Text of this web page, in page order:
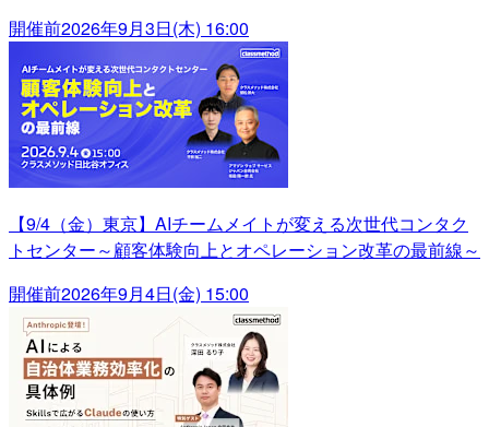
開催前2026年9月3日(木) 16:00
【9/4（金）東京】AIチームメイトが変える次世代コンタク
トセンター～顧客体験向上とオペレーション改革の最前線～
開催前2026年9月4日(金) 15:00